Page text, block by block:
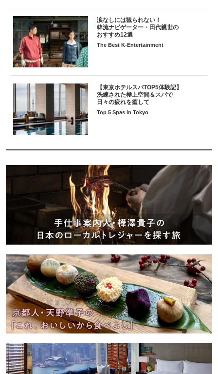
涙なしには観られない！
韓流ナビゲーター・田代親世の
おすすめ12選
The Best K-Entertainment
【東京ホテルスパTOP5体験記】
洗練された極上空間＆スパで
日々の疲れを癒して
Top 5 Spas in Tokyo